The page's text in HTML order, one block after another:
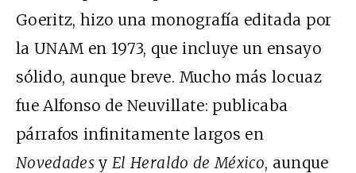
Goeritz, hizo una monografía editada por
la UNAM en 1973, que incluye un ensayo
sólido, aunque breve. Mucho más locuaz
fue Alfonso de Neuvillate: publicaba
párrafos infinitamente largos en
Novedades y El Heraldo de México, aunque